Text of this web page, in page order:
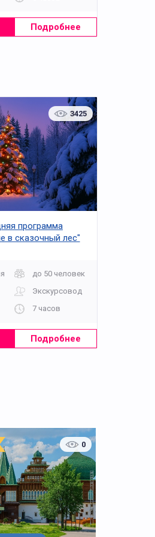
Подробнее
3425
программа
в сказочный лес"
до 50 человек
Экскурсовод
7 часов
Подробнее
0